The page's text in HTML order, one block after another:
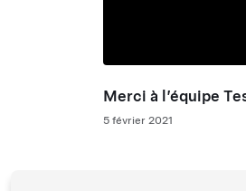
Merci à l’équipe
5 février 2021